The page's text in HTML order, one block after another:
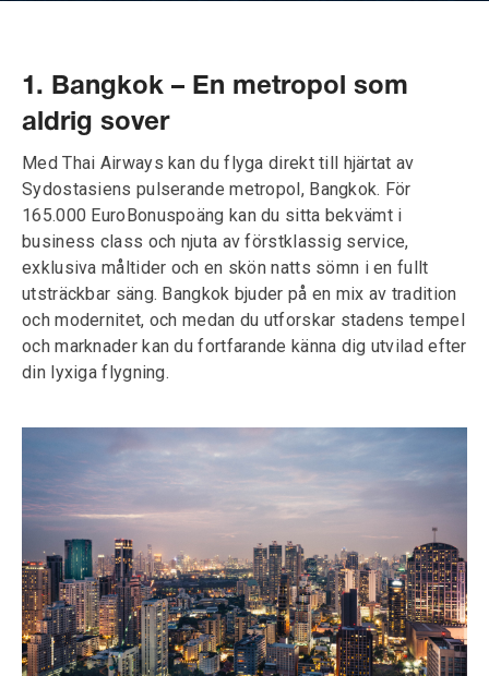
1. Bangkok – En metropol som
aldrig sover
Med Thai Airways kan du flyga direkt till hjärtat av
Sydostasiens pulserande metropol, Bangkok. För
165.000 EuroBonuspoäng kan du sitta bekvämt i
business class och njuta av förstklassig service,
exklusiva måltider och en skön natts sömn i en fullt
utsträckbar säng. Bangkok bjuder på en mix av tradition
och modernitet, och medan du utforskar stadens tempel
och marknader kan du fortfarande känna dig utvilad efter
din lyxiga flygning.